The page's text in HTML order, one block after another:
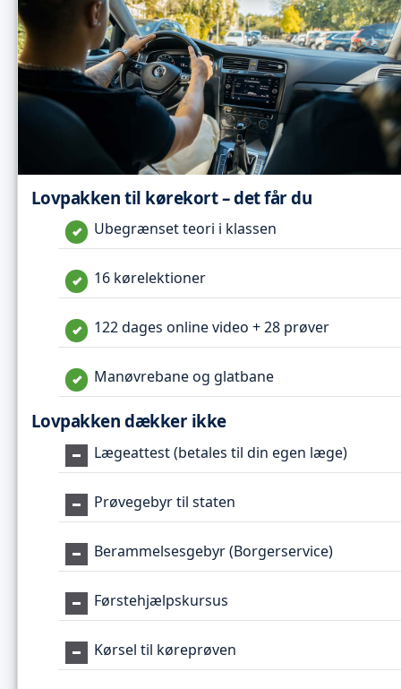
Lovpakken til kørekort – det får du
Ubegrænset teori i klassen
16 kørelektioner
122 dages online video + 28 prøver
Manøvrebane og glatbane
Lovpakken dækker ikke
Lægeattest (betales til din egen læge)
Prøvegebyr til staten
Berammelsesgebyr (Borgerservice)
Førstehjælpskursus
Kørsel til køreprøven